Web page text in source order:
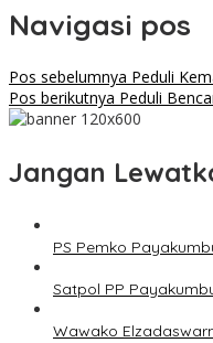
Navigasi pos
Pos sebelumnya Peduli
Pos berikutnya Peduli
Jangan
PS Pemko
Satpol PP
Wawako